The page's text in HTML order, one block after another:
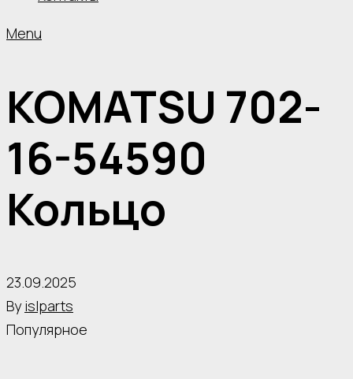
Menu
KOMATSU 702-
16-54590
Кольцо
23.09.2025
By islparts
Популярное